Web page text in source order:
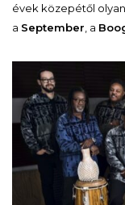
évek közepétől
a September , a